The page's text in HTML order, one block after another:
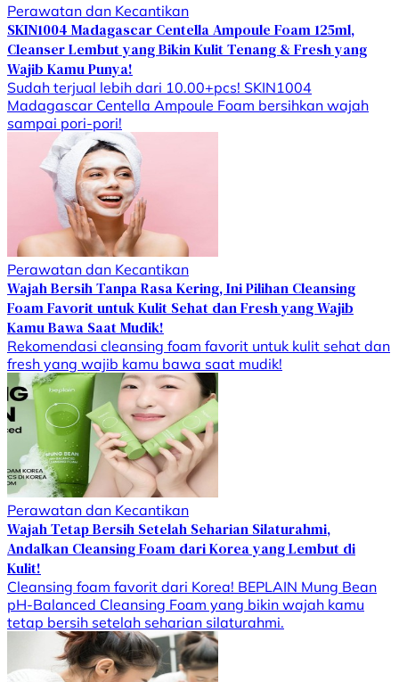
Perawatan dan Kecantikan
SKIN1004 Madagascar Centella Ampoule Foam 125ml,
Cleanser Lembut yang Bikin Kulit Tenang & Fresh yang
Wajib Kamu Punya!
Sudah terjual lebih dari 10.00+pcs! SKIN1004
Madagascar Centella Ampoule Foam bersihkan wajah
sampai pori-pori!
Perawatan dan Kecantikan
Wajah Bersih Tanpa Rasa Kering, Ini Pilihan Cleansing
Foam Favorit untuk Kulit Sehat dan Fresh yang Wajib
Kamu Bawa Saat Mudik!
Rekomendasi cleansing foam favorit untuk kulit sehat dan
fresh yang wajib kamu bawa saat mudik!
Perawatan dan Kecantikan
Wajah Tetap Bersih Setelah Seharian Silaturahmi,
Andalkan Cleansing Foam dari Korea yang Lembut di
Kulit!
Cleansing foam favorit dari Korea! BEPLAIN Mung Bean
pH-Balanced Cleansing Foam yang bikin wajah kamu
tetap bersih setelah seharian silaturahmi.